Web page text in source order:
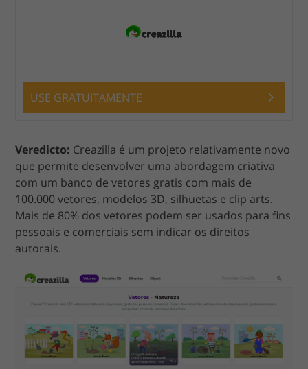
USE GRATUITAMENTE
Veredicto: Creazilla é um projeto relativamente novo
que permite desenvolver uma abordagem criativa
com um banco de vetores gratis com mais de
100.000 vetores, modelos 3D, silhuetas e clip arts.
Mais de 80% dos vetores podem ser usados para fins
pessoais e comerciais sem indicar os direitos
autorais.